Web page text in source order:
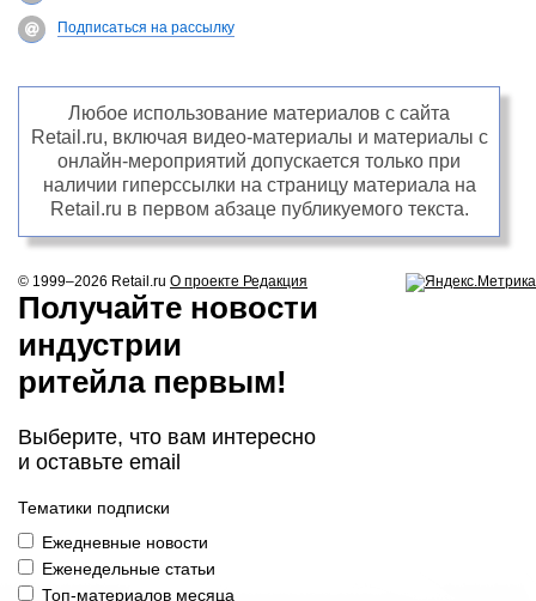
Подписаться на рассылку
Любое использование материалов с сайта
Retail.ru, включая видео-материалы и материалы с
онлайн-мероприятий допускается только при
наличии гиперссылки на страницу материала на
Retail.ru в первом абзаце публикуемого текста.
© 1999–2026 Retail.ru О проекте Редакция
Получайте новости
индустрии
ритейла первым!
Выберите, что вам интересно
и оставьте email
Тематики подписки
Ежедневные новости
Еженедельные статьи
Топ-материалов месяца